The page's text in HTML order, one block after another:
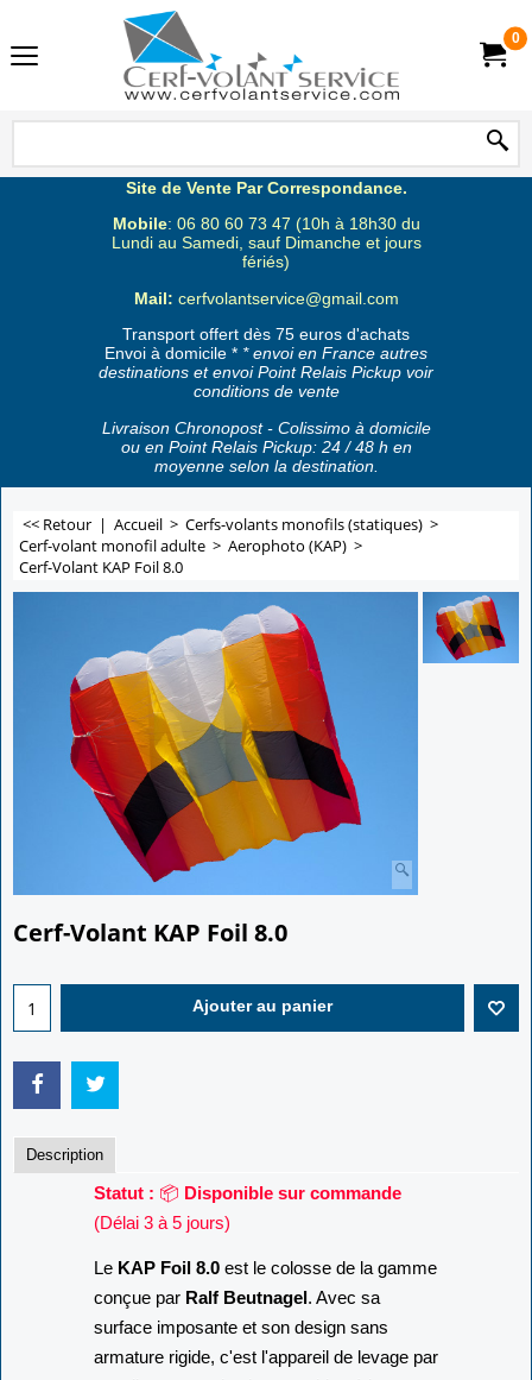
0
Site de Vente Par Correspondance.
Mobile: 06 80 60 73 47 (10h à 18h30 du
Lundi au Samedi, sauf Dimanche et jours
fériés)
Mail: cerfvolantservice@gmail.com
Transport offert dès 75 euros d'achats
Envoi à domicile * * envoi en France autres
destinations et envoi Point Relais Pickup voir
conditions de vente
Livraison Chronopost - Colissimo à domicile
ou en Point Relais Pickup: 24 / 48 h en
moyenne selon la destination.
<< Retour | Accueil > Cerfs-volants monofils (statiques) >
Cerf-volant monofil adulte > Aerophoto (KAP) >
Cerf-Volant KAP Foil 8.0
Cerf-Volant KAP Foil 8.0
Description
Statut : 📦Disponible sur commande
(Délai 3 à 5 jours)
LeKAP Foil 8.0 est le colosse de la gamme
conçue parRalf Beutnagel.Avec sa
surface imposante et son design sans